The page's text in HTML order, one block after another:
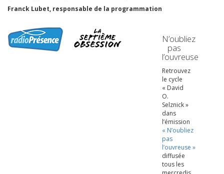
Franck Lubet, responsable de la programmation
N’oubliez
pas
l’ouvreuse
Retrouvez
le cycle
« David
O.
Selznick »
dans
l’émission
« N’oubliez
pas
l’ouvreuse »
diffusée
tous les